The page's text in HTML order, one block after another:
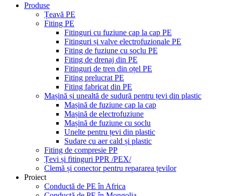
Produse
Țeavă PE
Fiting PE
Fitinguri cu fuziune cap la cap PE
Fitinguri și valve electrofuzionale PE
Fiting de fuziune cu soclu PE
Fiting de drenaj din PE
Fitinguri de tren din oțel PE
Fiting prelucrat PE
Fiting fabricat din PE
Mașină și unealtă de sudură pentru țevi din plastic
Mașină de fuziune cap la cap
Mașină de electrofuziune
Mașină de fuziune cu soclu
Unelte pentru țevi din plastic
Sudare cu aer cald și plastic
Fiting de compresie PP
Țevi și fitinguri PPR /PEX/
Clemă și conector pentru repararea țevilor
Proiect
Conductă de PE în Africa